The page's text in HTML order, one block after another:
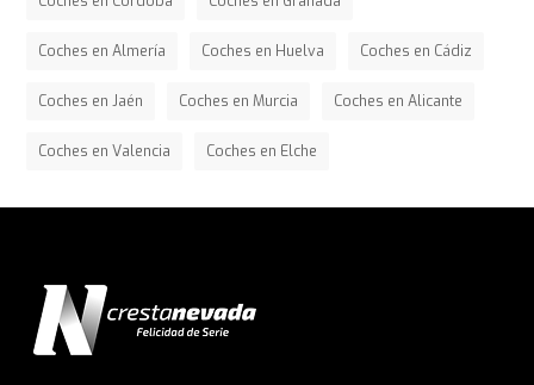
Coches en Almería Coches en Huelva Coches en Cádiz
Coches en Jaén Coches en Murcia Coches en Alicante
Coches en Valencia Coches en Elche